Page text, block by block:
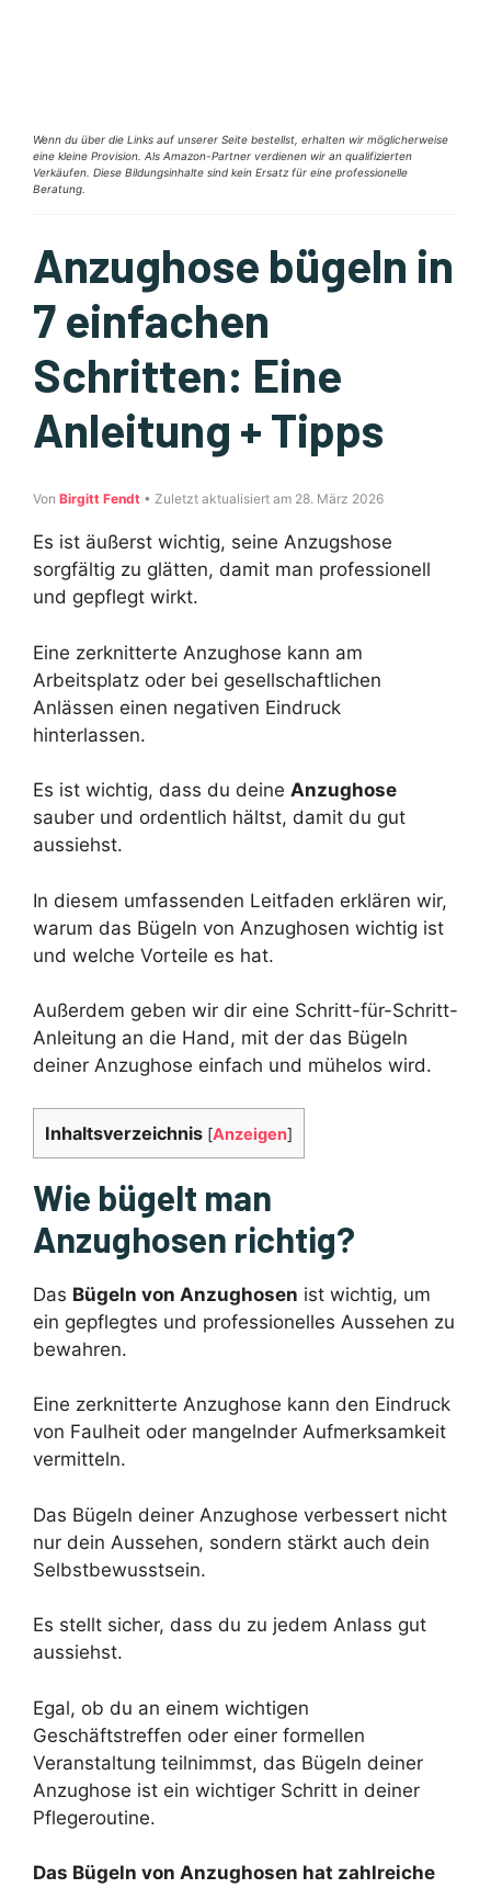
Wenn du über die Links auf unserer Seite bestellst, erhalten wir möglicherweise
eine kleine Provision. Als Amazon-Partner verdienen wir an qualifizierten
Verkäufen. Diese Bildungsinhalte sind kein Ersatz für eine professionelle
Beratung.
Anzughose bügeln in
7 einfachen
Schritten: Eine
Anleitung + Tipps
Von Birgitt Fendt • Zuletzt aktualisiert am 28. März 2026
Es ist äußerst wichtig, seine Anzugshose
sorgfältig zu glätten, damit man professionell
und gepflegt wirkt.
Eine zerknitterte Anzughose kann am
Arbeitsplatz oder bei gesellschaftlichen
Anlässen einen negativen Eindruck
hinterlassen.
Es ist wichtig, dass du deine Anzughose
sauber und ordentlich hältst, damit du gut
aussiehst.
In diesem umfassenden Leitfaden erklären wir,
warum das Bügeln von Anzughosen wichtig ist
und welche Vorteile es hat.
Außerdem geben wir dir eine Schritt-für-Schritt-
Anleitung an die Hand, mit der das Bügeln
deiner Anzughose einfach und mühelos wird.
Inhaltsverzeichnis [Anzeigen]
Wie bügelt man
Anzughosen richtig?
Das Bügeln von Anzughosen ist wichtig, um
ein gepflegtes und professionelles Aussehen zu
bewahren.
Eine zerknitterte Anzughose kann den Eindruck
von Faulheit oder mangelnder Aufmerksamkeit
vermitteln.
Das Bügeln deiner Anzughose verbessert nicht
nur dein Aussehen, sondern stärkt auch dein
Selbstbewusstsein.
Es stellt sicher, dass du zu jedem Anlass gut
aussiehst.
Egal, ob du an einem wichtigen
Geschäftstreffen oder einer formellen
Veranstaltung teilnimmst, das Bügeln deiner
Anzughose ist ein wichtiger Schritt in deiner
Pflegeroutine.
Das Bügeln von Anzughosen hat zahlreiche